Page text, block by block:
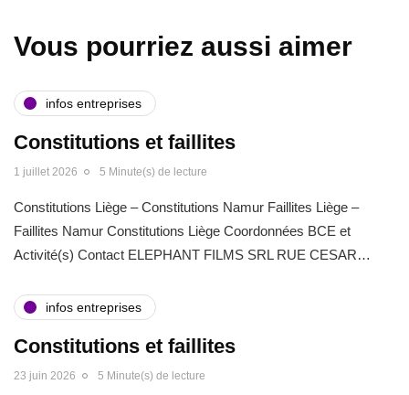
Vous pourriez aussi aimer
infos entreprises
Constitutions et faillites
1 juillet 2026 5 Minute(s) de lecture
Constitutions Liège – Constitutions Namur Faillites Liège –
Faillites Namur Constitutions Liège Coordonnées BCE et
Activité(s) Contact ELEPHANT FILMS SRL RUE CESAR…
infos entreprises
Constitutions et faillites
23 juin 2026 5 Minute(s) de lecture